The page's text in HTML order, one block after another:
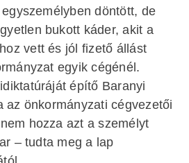
döntött, de
bukott káder, akit a
vett és jól fizető állást
egyik cégénél.
építő Baranyi
az önkormányzati cégvezetői
hozza azt a személyt
– tudta meg a lap